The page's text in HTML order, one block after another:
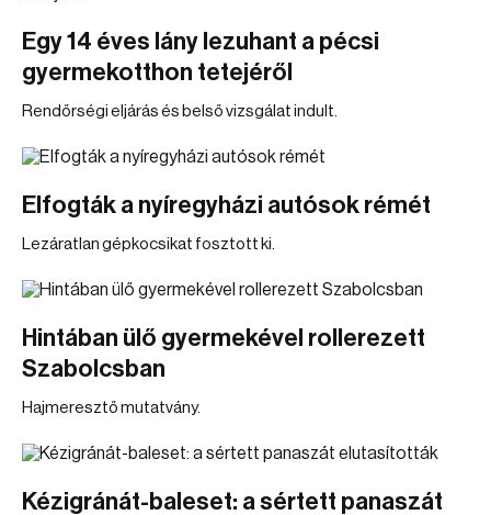
Egy 14 éves lány lezuhant a pécsi
gyermekotthon tetejéről
Rendőrségi eljárás és belső vizsgálat indult.
Elfogták a nyíregyházi autósok rémét
Lezáratlan gépkocsikat fosztott ki.
Hintában ülő gyermekével rollerezett
Szabolcsban
Hajmeresztő mutatvány.
Kézigránát-baleset: a sértett panaszát